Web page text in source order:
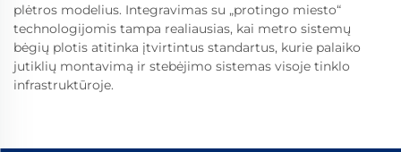
plėtros modelius. Integravimas su „protingo miesto“
technologijomis tampa realiausias, kai metro sistemų
bėgių plotis atitinka įtvirtintus standartus, kurie palaiko
jutiklių montavimą ir stebėjimo sistemas visoje tinklo
infrastruktūroje.